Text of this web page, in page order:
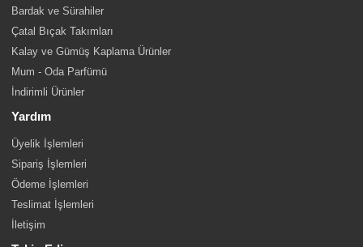
Bardak ve Sürahiler
Çatal Bıçak Takımları
Kalay ve Gümüş Kaplama Ürünler
Mum - Oda Parfümü
İndirimli Ürünler
Yardım
Üyelik İşlemleri
Sipariş İşlemleri
Ödeme İşlemleri
Teslimat İşlemleri
İletişim